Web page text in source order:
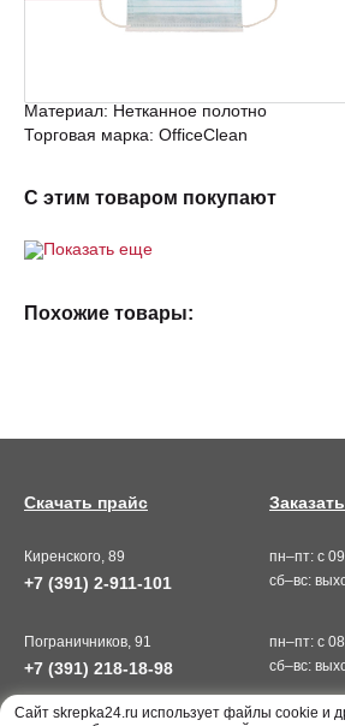
Шт. в упаковке: 1
Материал: Нетканное полотно
Торговая марка: OfficeClean
С этим товаром покупают
Показать еще
Похожие товары:
Киренского, 89
+7 (391) 2-911-101
пн–пт: с
сб–вс:
Пограничников, 91
+7 (391) 218-18-98
пн–пт: с
сб–вс:
Скачать прайс
Cайт skrepka24.ru использует файлы cookie и